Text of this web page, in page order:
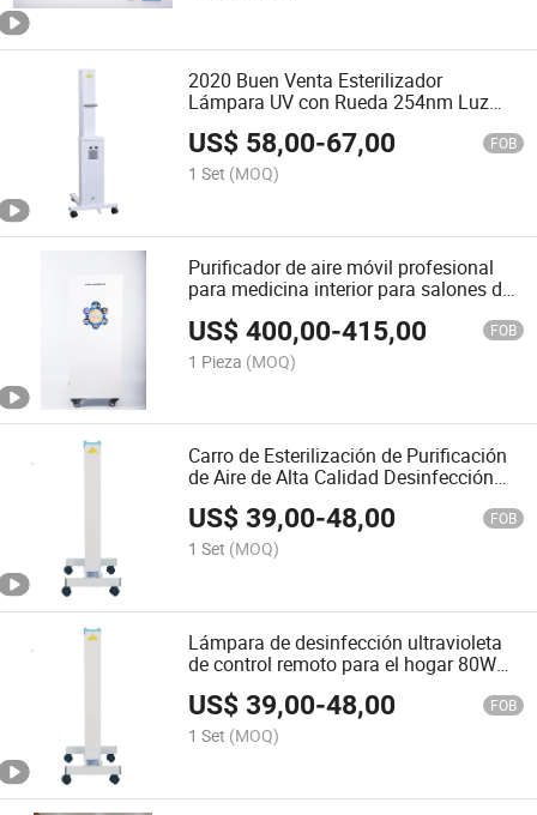
2020 Buen Venta Esterilizador
Lámpara UV con Rueda 254nm Luz
UVC para Desinfección de Aire Interior
US$ 58,00-67,00 FOB
1 Set (MOQ)
Purificador de aire móvil profesional
para medicina interior para salones de
estudios de yoga
US$400,00-415,00 FOB
1 Pieza (MOQ)
Carro de Esterilización de Purificación
de Aire de Alta Calidad Desinfección
Germicida 80W Lámpara UV
US$39,00-48,00 FOB
1 Set (MOQ)
Lámpara de desinfección ultravioleta
de control remoto para el hogar 80W
lámpara germicida UVC de uso
hospitalario y doméstico, esterilizador
de luz LED
US$39,00-48,00 FOB
1 Set (MOQ)